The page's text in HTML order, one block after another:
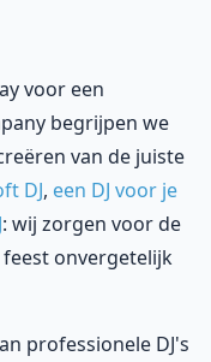
voor een
begrijpen we
van de juiste
DJ, een DJ voor je
: wij zorgen voor de
onvergetelijk
professionele DJ's